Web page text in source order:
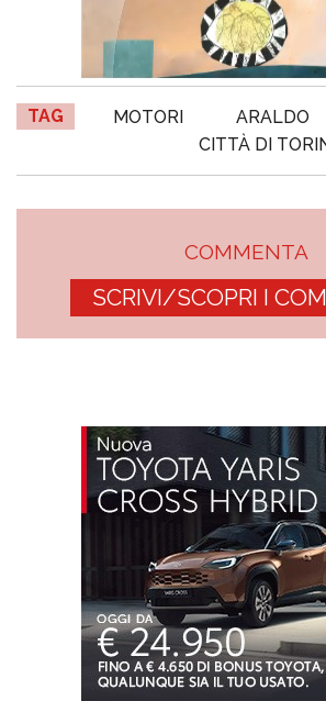
TAG MOTORI ARALDO
CITTÀ DI
COMMENTA
SCRIVI/SCOPRI I